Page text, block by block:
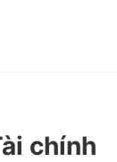
chính